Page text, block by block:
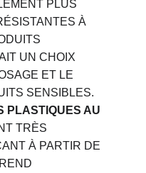
PLUS
À
UN CHOIX
ET LE
SENSIBLES.
PLASTIQUES AU
TRÈS
À PARTIR DE